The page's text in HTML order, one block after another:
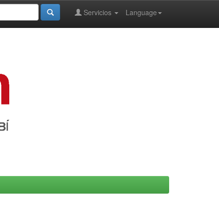
Language
Servicios